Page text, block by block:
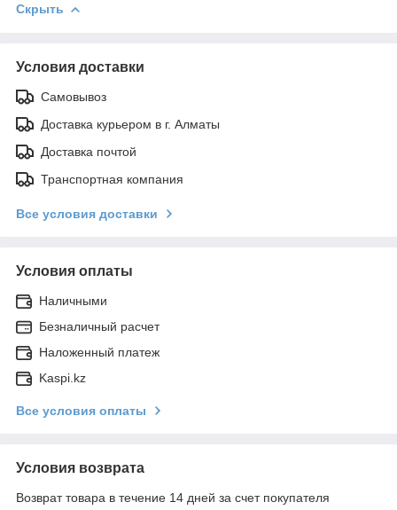
Скрыть
Условия доставки
Самовывоз
Доставка курьером в г. Алматы
Доставка почтой
Транспортная компания
Все условия доставки
Условия оплаты
Наличными
Безналичный расчет
Наложенный платеж
Kaspi.kz
Все условия оплаты
Условия возврата
Возврат товара в течение 14 дней за счет покупателя